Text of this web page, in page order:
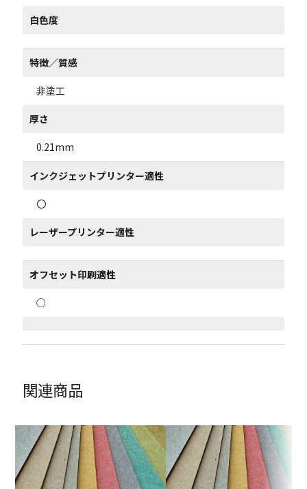
白色度
特徴／質感
非塗工
厚さ
0.21mm
インクジェットプリンター適性
〇
レーザープリンター適性
オフセット印刷適性
○
関連商品